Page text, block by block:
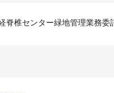
脊椎センター緑地管理業務委